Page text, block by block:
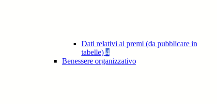
Dati relativi ai premi (da pubblicare in
tabelle) 4
Benessere organizzativo